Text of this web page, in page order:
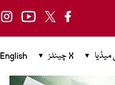
X چینلز English